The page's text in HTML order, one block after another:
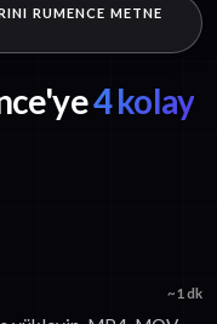
RUMENCE METNE
4 kolay
~1 dk